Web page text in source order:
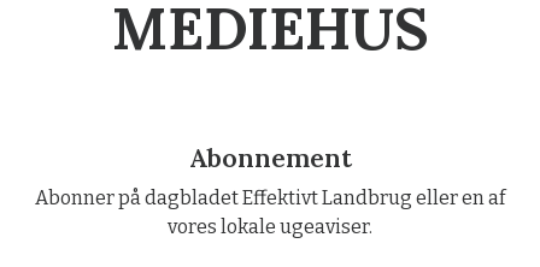
MEDIEHUS
Abonnement
Abonner på dagbladet Effektivt Landbrug eller en af
vores lokale ugeaviser.